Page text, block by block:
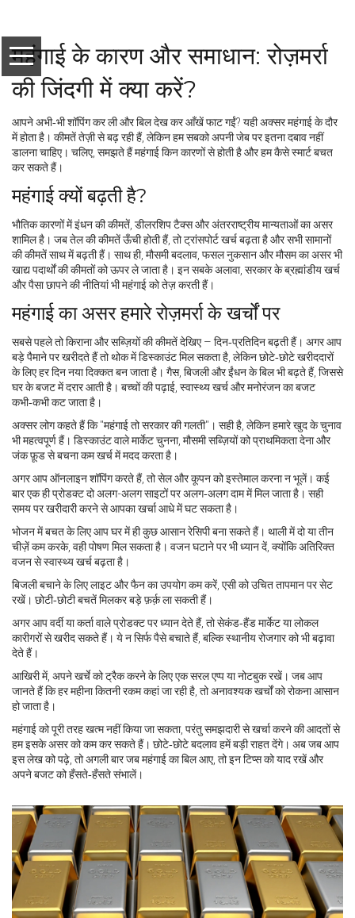
महंगाई के कारण और समाधान: रोज़मर्रा
की जिंदगी में क्या करें?
आपने अभी‑भी शॉपिंग कर ली और बिल देख कर आँखें फाट गईं? यही अक्सर महंगाई के दौर
में होता है। कीमतें तेज़ी से बढ़ रही हैं, लेकिन हम सबको अपनी जेब पर इतना दबाव नहीं
डालना चाहिए। चलिए, समझते हैं महंगाई किन कारणों से होती है और हम कैसे स्मार्ट बचत
कर सकते हैं।
महंगाई क्यों बढ़ती है?
भौतिक कारणों में इंधन की कीमतें, डीलरशिप टैक्स और अंतरराष्ट्रीय मान्यताओं का असर
शामिल है। जब तेल की कीमतें ऊँची होती हैं, तो ट्रांसपोर्ट खर्च बढ़ता है और सभी सामानों
की कीमतें साथ में बढ़ती हैं। साथ ही, मौसमी बदलाव, फसल नुकसान और मौसम का असर भी
खाद्य पदार्थों की कीमतों को ऊपर ले जाता है। इन सबके अलावा, सरकार के ब्रह्मांडीय खर्च
और पैसा छापने की नीतियां भी महंगाई को तेज़ करती हैं।
महंगाई का असर हमारे रोज़मर्रा के खर्चों पर
सबसे पहले तो किराना और सब्ज़ियों की कीमतें देखिए – दिन‑प्रतिदिन बढ़ती हैं। अगर आप
बड़े पैमाने पर खरीदते हैं तो थोक में डिस्काउंट मिल सकता है, लेकिन छोटे‑छोटे खरीददारों
के लिए हर दिन नया दिक्कत बन जाता है। गैस, बिजली और ईंधन के बिल भी बढ़ते हैं, जिससे
घर के बजट में दरार आती है। बच्चों की पढ़ाई, स्वास्थ्य खर्च और मनोरंजन का बजट
कभी‑कभी कट जाता है।
अक्सर लोग कहते हैं कि "महंगाई तो सरकार की गलती"। सही है, लेकिन हमारे खुद के चुनाव
भी महत्वपूर्ण हैं। डिस्काउंट वाले मार्केट चुनना, मौसमी सब्ज़ियों को प्राथमिकता देना और
जंक फ़ूड से बचना कम खर्च में मदद करता है।
अगर आप ऑनलाइन शॉपिंग करते हैं, तो सेल और कूपन को इस्तेमाल करना न भूलें। कई
बार एक ही प्रोडक्ट दो अलग-अलग साइटों पर अलग‑अलग दाम में मिल जाता है। सही
समय पर खरीदारी करने से आपका खर्चा आधे में घट सकता है।
भोजन में बचत के लिए आप घर में ही कुछ आसान रेसिपी बना सकते हैं। थाली में दो या तीन
चीज़ें कम करके, वही पोषण मिल सकता है। वजन घटाने पर भी ध्यान दें, क्योंकि अतिरिक्त
वजन से स्वास्थ्य खर्च बढ़ता है।
बिजली बचाने के लिए लाइट और फैन का उपयोग कम करें, एसी को उचित तापमान पर सेट
रखें। छोटी‑छोटी बचतें मिलकर बड़े फ़र्क़ ला सकती हैं।
अगर आप वर्दी या कर्ता वाले प्रोडक्ट पर ध्यान देते हैं, तो सेकंड‑हैंड मार्केट या लोकल
कारीगरों से खरीद सकते हैं। ये न सिर्फ पैसे बचाते हैं, बल्कि स्थानीय रोजगार को भी बढ़ावा
देते हैं।
आखिरी में, अपने खर्चे को ट्रैक करने के लिए एक सरल एप्प या नोटबुक रखें। जब आप
जानते हैं कि हर महीना कितनी रकम कहां जा रही है, तो अनावश्यक खर्चों को रोकना आसान
हो जाता है।
महंगाई को पूरी तरह खत्म नहीं किया जा सकता, परंतु समझदारी से खर्चा करने की आदतों से
हम इसके असर को कम कर सकते हैं। छोटे‑छोटे बदलाव हमें बड़ी राहत देंगे। अब जब आप
इस लेख को पढ़े, तो अगली बार जब महंगाई का बिल आए, तो इन टिप्स को याद रखें और
अपने बजट को हँसते‑हँसते संभालें।